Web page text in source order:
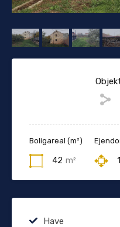
Boligareal (m²)
42 m²
Have